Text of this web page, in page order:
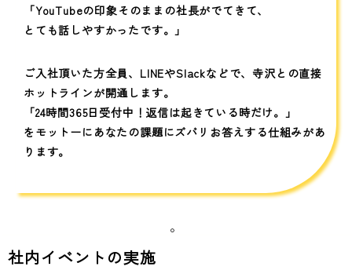
「YouTubeの印象そのままの社長がでてきて、
とても話しやすかったです。」
ご入社頂いた方全員、LINEやSlackなどで、寺沢との直接
ホットラインが開通します。
「24時間365日受付中！返信は起きている時だけ。」
をモットーにあなたの課題にズバリお答えする仕組みがあ
ります。
。
社内イベントの実施